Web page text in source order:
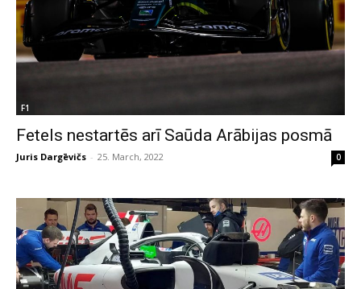
F1
Fetels nestartēs arī Saūda Arābijas posmā
Juris Dargēvičs - 25. March, 2022 0